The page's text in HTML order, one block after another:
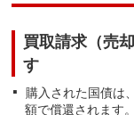
買取請求（売
す
購入された国債は
額で償還されます。